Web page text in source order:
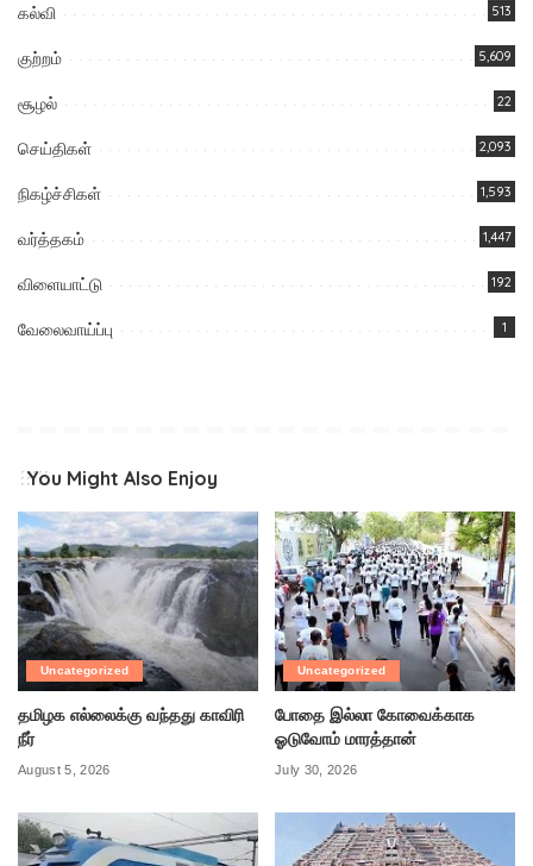
கல்வி 513
குற்றம் 5,609
சூழல் 22
செய்திகள் 2,093
நிகழ்ச்சிகள் 1,593
வர்த்தகம் 1,447
விளையாட்டு 192
வேலைவாய்ப்பு 1
You Might Also Enjoy
Uncategorized
தமிழக எல்லைக்கு வந்தது காவிரி
நீர்
August 5, 2026
Uncategorized
போதை இல்லா கோவைக்காக
ஓடுவோம் மாரத்தான்
July 30, 2026